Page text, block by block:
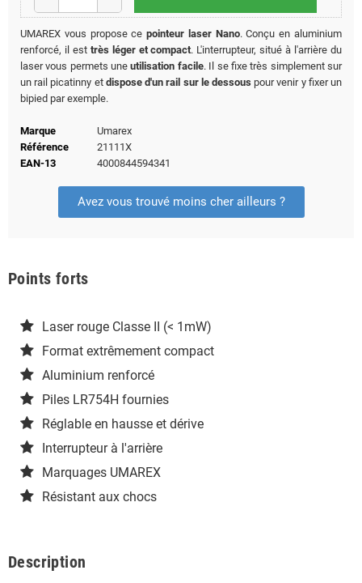
UMAREX vous propose cepointeur laser Nano. Conçu en aluminium
renforcé, il est très léger et compact. L'interrupteur, situé à l'arrière du
laser vous permets uneutilisation facile. Il se fixe très simplement sur
un rail picatinny et dispose d'un rail sur le dessouspour venir y fixer un
bipied par exemple.
Marque
Umarex
Référence
21111X
EAN-13
4000844594341
Avez vous trouvé moins cher ailleurs ?
Points forts
Laser rouge Classe II (< 1mW)
Format extrêmement compact
Aluminium renforcé
Piles LR754H fournies
Réglable en hausse et dérive
Interrupteur à l'arrière
Marquages UMAREX
Résistant aux chocs
Description